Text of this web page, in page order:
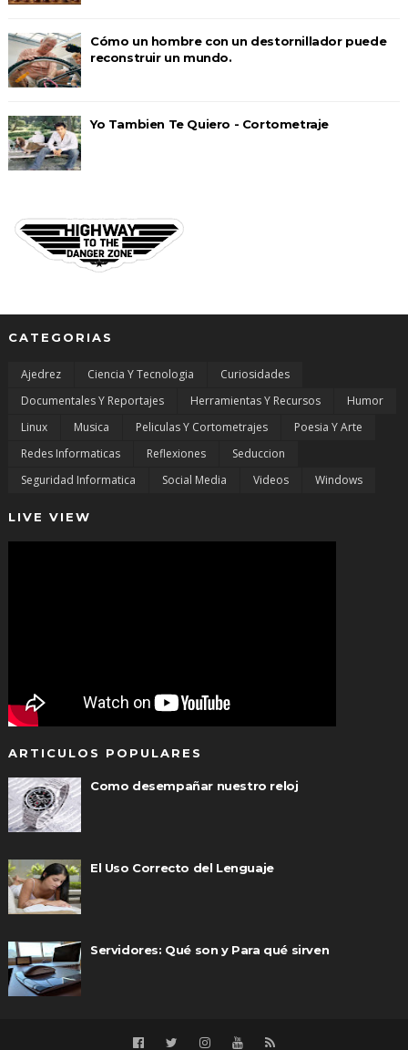
Cómo un hombre con un destornillador puede
reconstruir un mundo.
Yo Tambien Te Quiero - Cortometraje
CATEGORIAS
Ajedrez Ciencia Y Tecnologia
Curiosidades
Documentales Y Reportajes
Herramientas Y Recursos
Humor
Linux
Musica Peliculas Y Cortometrajes
Poesia Y Arte
Redes Informaticas
Reflexiones
Seduccion
Seguridad Informatica
Social Media Videos Windows
LIVE VIEW
ARTICULOS POPULARES
Como desempañar nuestro reloj
El Uso Correcto del Lenguaje
Servidores: Qué son y Para qué sirven